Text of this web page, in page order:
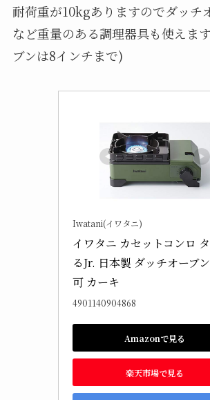
耐荷重が10kgありますのでダッチ
など重量のある調理器具も使えま
ブンは8インチまで)
Iwatani(イワタニ)
イワタニ カセットコンロ
るJr. 日本製 ダッチオーブ
可 カーキ
4901140904868
Amazonで見る
楽天市場で見る